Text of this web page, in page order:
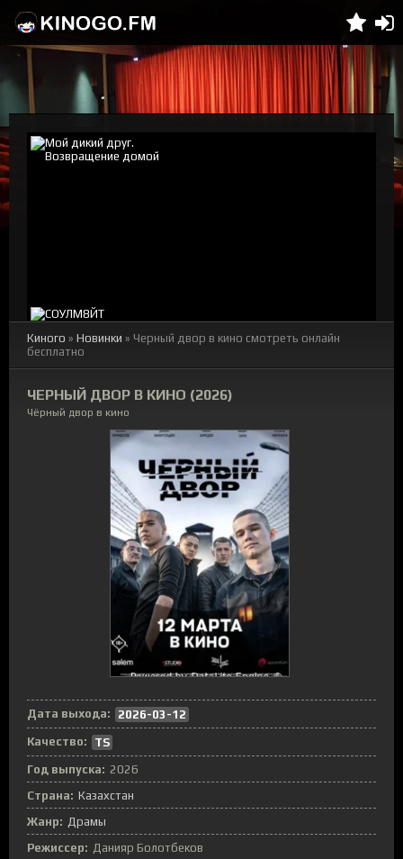
Киного » Новинки » Черный двор в кино смотреть онлайн
бесплатно
ЧЕРНЫЙ ДВОР В КИНО (2026)
Чёрный двор в кино
Дата выхода:
2026-03-12
Качество:
TS
Год выпуска: 2026
Страна: Казахстан
Жанр: Драмы
Режиссер: Данияр Болотбеков